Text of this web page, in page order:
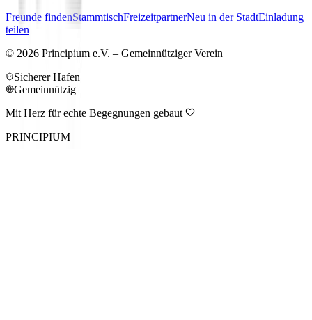
Freunde findenStammtischFreizeitpartnerNeu in der StadtEinladung
teilen
© 2026 Principium e.V. – Gemeinnütziger Verein
Sicherer Hafen
Gemeinnützig
Mit Herz für echte Begegnungen gebaut
PRINCIPIUM